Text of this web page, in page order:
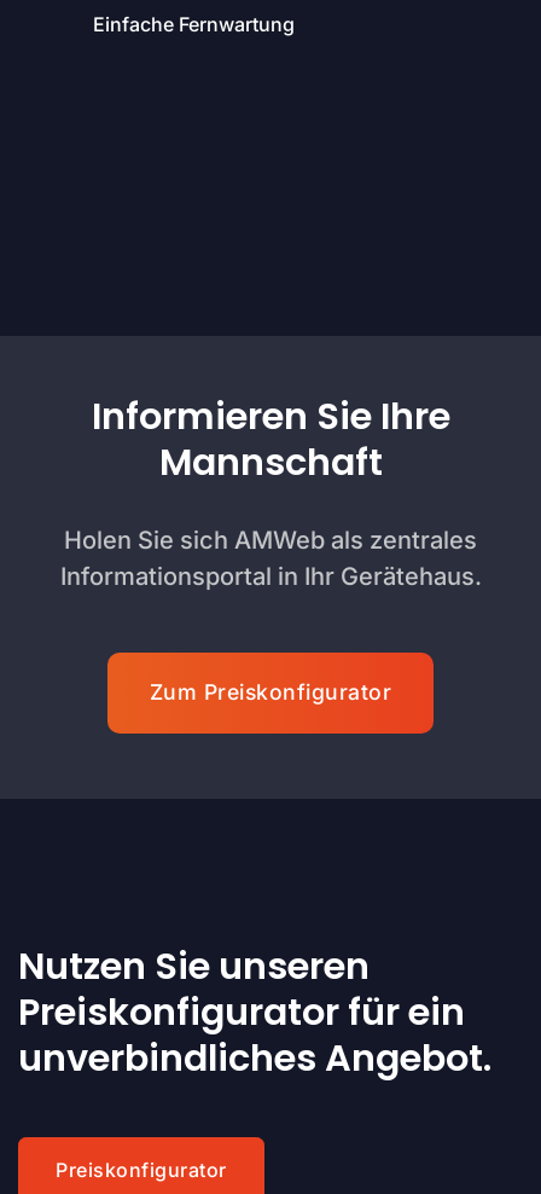
Einfache Fernwartung
Informieren Sie Ihre
Mannschaft
Holen Sie sich AMWeb als zentrales
Informationsportal in Ihr Gerätehaus.
Zum Preiskonfigurator
Nutzen Sie unseren
Preiskonfigurator für ein
unverbindliches Angebot.
Preiskonfigurator